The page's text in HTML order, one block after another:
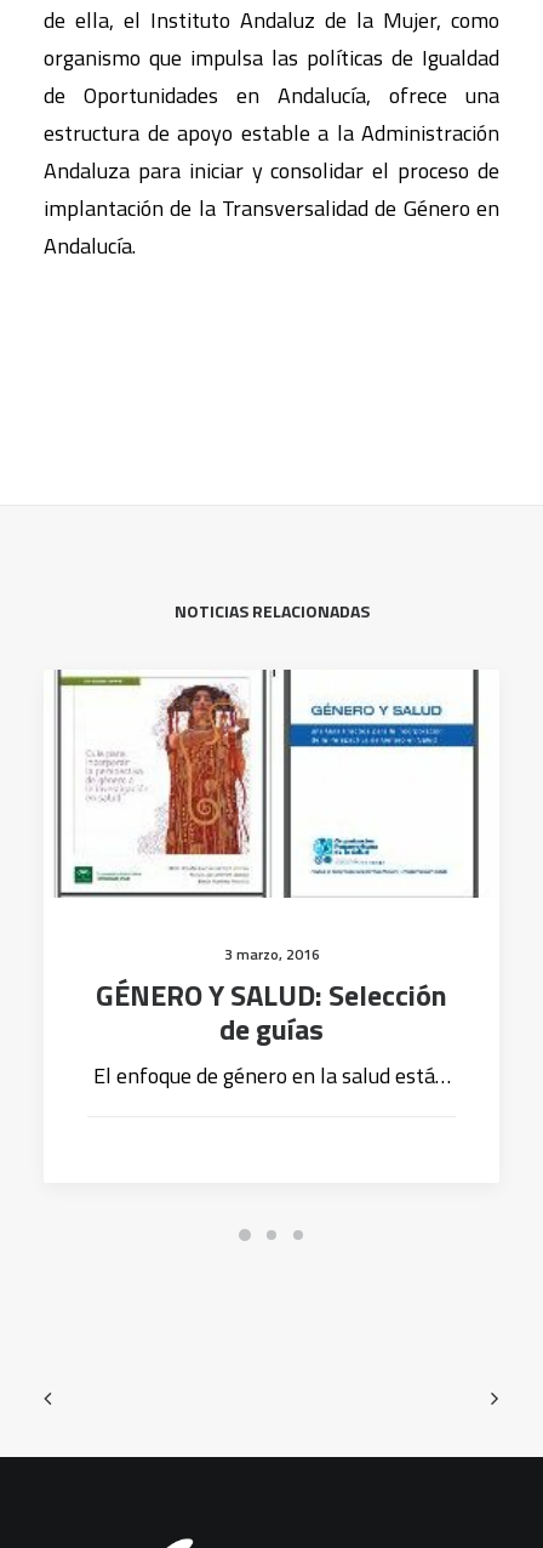
de ella, el Instituto Andaluz de la Mujer, como
organismo que impulsa las políticas de Igualdad
de Oportunidades en Andalucía, ofrece una
estructura de apoyo estable a la Administración
Andaluza para iniciar y consolidar el proceso de
implantación de la Transversalidad de Género en
Andalucía.
NOTICIAS RELACIONADAS
3 marzo, 2016
GÉNERO Y SALUD: Selección
de guías
El enfoque de género en la salud está…